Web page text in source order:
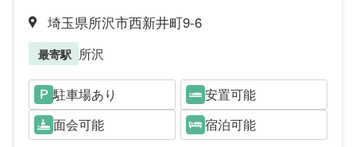
埼玉県所沢市西新井町9-6
最寄駅 所沢
駐車場あり
安置可能
面会可能
宿泊可能